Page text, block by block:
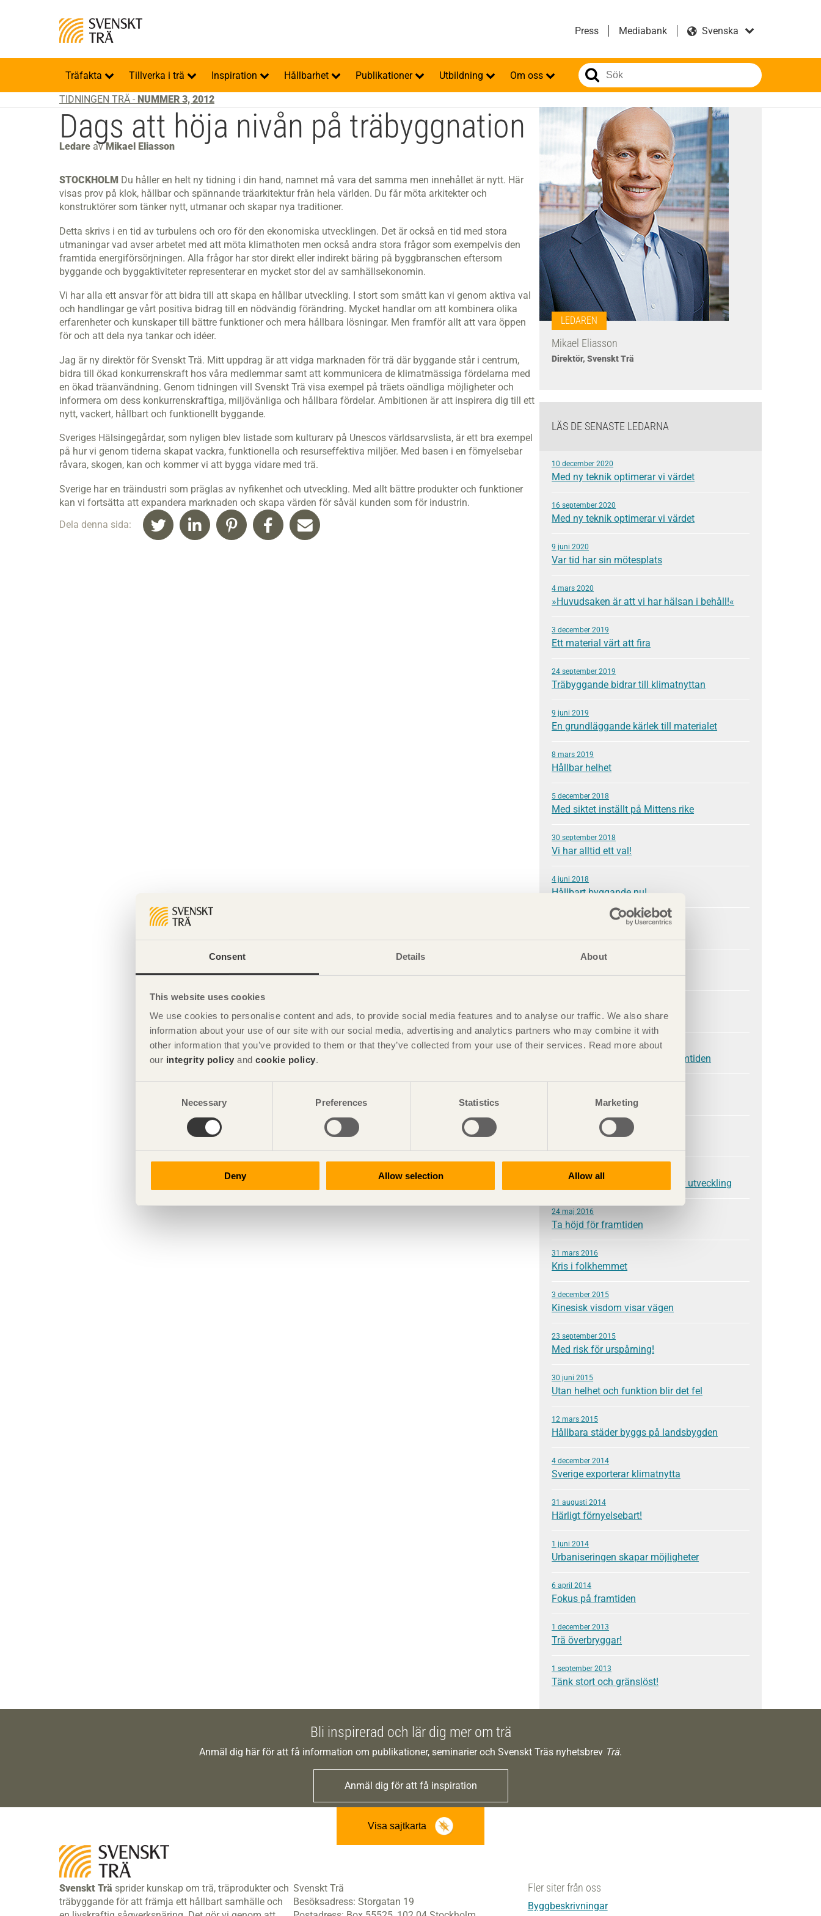
Consent Details About
This website uses cookies
We use cookies to personalise content and ads, to provide social media features and to analyse our traffic. We also share
information about your use of our site with our social media, advertising and analytics partners who may combine it with
other information that you’ve provided to them or that they’ve collected from your use of their services. Read more about
our integrity policy and cookie policy.
Necessary Preferences Statistics Marketing
Deny Allow selection Allow all
Press Mediabank
Träfakta Tillverka i trä Inspiration Hållbarhet Publikationer Utbildning Om oss
TIDNINGEN TRÄ - NUMMER 3, 2012
Dags att höja nivån på träbyggnation
Ledare avMikael Eliasson
STOCKHOLM Du håller en helt ny tidning i din hand, namnet må vara det samma men innehållet är nytt. Här
visas prov på klok, hållbar och spännande träarkitektur från hela världen. Du får möta arkitekter och
konstruktörer som tänker nytt, utmanar och skapar nya traditioner.
Detta skrivs i en tid av turbulens och oro för den ekonomiska utvecklingen. Det är också en tid med stora
utmaningar vad avser arbetet med att möta klimathoten men också andra stora frågor som exempelvis den
framtida energiförsörjningen. Alla frågor har stor direkt eller indirekt bäring på byggbranschen eftersom
byggande och byggaktiviteter representerar en mycket stor del av samhällsekonomin.
Vi har alla ett ansvar för att bidra till att skapa en hållbar utveckling. I stort som smått kan vi genom aktiva val
och handlingar ge vårt positiva bidrag till en nödvändig förändring. Mycket handlar om att kombinera olika
erfarenheter och kunskaper till bättre funktioner och mera hållbara lösningar. Men framför allt att vara öppen
för och att dela nya tankar och idéer.
Jag är ny direktör för Svenskt Trä. Mitt uppdrag är att vidga marknaden för trä där byggande står i centrum,
bidra till ökad konkurrenskraft hos våra medlemmar samt att kommunicera de klimatmässiga fördelarna med
en ökad träanvändning. Genom tidningen vill Svenskt Trä visa exempel på träets oändliga möjligheter och
informera om dess konkurrenskraftiga, miljövänliga och hållbara fördelar. Ambitionen är att inspirera dig till ett
nytt, vackert, hållbart och funktionellt byggande.
Sveriges Hälsingegårdar, som nyligen blev listade som kulturarv på Unescos världsarvslista, är ett bra exempel
på hur vi genom tiderna skapat vackra, funktionella och resurseffektiva miljöer. Med basen i en förnyelsebar
råvara, skogen, kan och kommer vi att bygga vidare med trä.
Sverige har en träindustri som präglas av nyfikenhet och utveckling. Med allt bättre produkter och funktioner
kan vi fortsätta att expandera marknaden och skapa värden för såväl kunden som för industrin.
Dela denna sida:
LEDAREN
Mikael Eliasson
Direktör, Svenskt Trä
LÄS DE SENASTE LEDARNA
10 december 2020
Med ny teknik optimerar vi värdet
16 september 2020
Med ny teknik optimerar vi värdet
9 juni 2020
Var tid har sin mötesplats
4 mars 2020
»Huvudsaken är att vi har hälsan i behåll!«
3 december 2019
Ett material värt att fira
24 september 2019
Träbyggande bidrar till klimatnyttan
9 juni 2019
En grundläggande kärlek till materialet
8 mars 2019
Hållbar helhet
5 december 2018
Med siktet inställt på Mittens rike
30 september 2018
Vi har alltid ett val!
4 juni 2018
Hållbart byggande nu!
28 november 2017
Globala effekter skapas lokalt
Trä bygger demokrati
31 maj 2017
Dina val i samtiden bygger framtiden
Våga visa mod
28 november 2016
Kunskap är grunden för hållbar utveckling
24 maj 2016
Ta höjd för framtiden
31 mars 2016
Kris i folkhemmet
3 december 2015
Kinesisk visdom visar vägen
23 september 2015
Med risk för urspårning!
30 juni 2015
Utan helhet och funktion blir det fel
12 mars 2015
Hållbara städer byggs på landsbygden
4 december 2014
Sverige exporterar klimatnytta
31 augusti 2014
Härligt förnyelsebart!
1 juni 2014
Urbaniseringen skapar möjligheter
6 april 2014
Fokus på framtiden
1 december 2013
Trä överbryggar!
1 september 2013
Tänk stort och gränslöst!
Bli inspirerad och lär dig mer om trä
Anmäl dig här för att få information om publikationer, seminarier och Svenskt Träs nyhetsbrev Trä.
Anmäl dig för att få inspiration
Visa sajtkarta
Svenskt Trä sprider kunskap om trä, träprodukter och
träbyggande för att främja ett hållbart samhälle och
Svenskt Trä
Besöksadress: Storgatan 19
Fler siter från oss
Byggbeskrivningar